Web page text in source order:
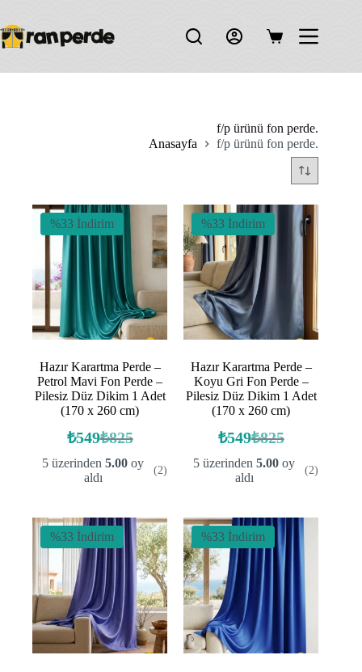
content
Shopping
f/p ürünü fon perde.
Anasayfa
f/p ürünü fon perde.
%33 İndirim
Hazır Karartma Perde –
Petrol Mavi Fon Perde –
Pilesiz Düz Dikim 1 Adet
(170 x 260 cm)
₺825
Orijinal
fiyat:
₺825.
₺549Şu
andaki
fiyat:
5 üzerinden5.00 oy
aldı
(2)
%33 İndirim
Hazır Karartma Perde –
Koyu Gri Fon Perde –
Pilesiz Düz Dikim 1 Adet
(170 x 260 cm)
₺825
Orijinal
fiyat:
₺825.
₺549Şu
andaki
fiyat:
5 üzerinden5.00 oy
aldı
(2)
%33 İndirim %33 İndirim